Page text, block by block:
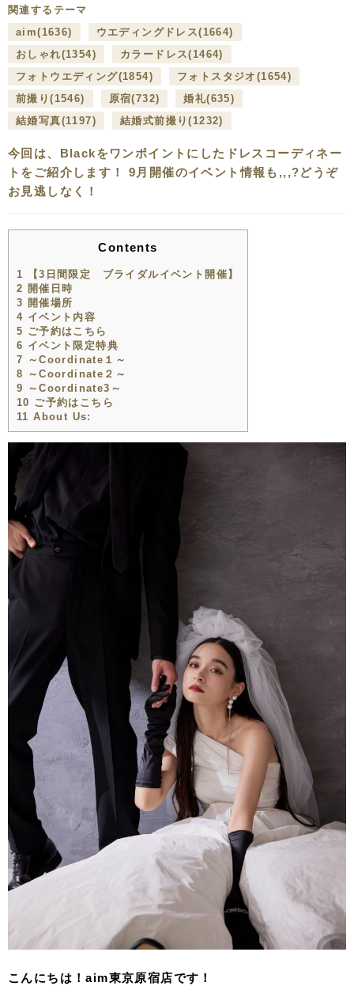
関連するテーマ
aim(1636) ウエディングドレス(1664)
おしゃれ(1354) カラードレス(1464)
フォトウエディング(1854) フォトスタジオ (1654)
前撮り(1546) 原宿(732) 婚礼(635)
結婚写真(1197) 結婚式前撮り(1232)
今回は、Blackをワンポイントにしたドレスコーディネー
トをご紹介します！ 9月開催のイベント情報も,,,?どうぞ
お見逃しなく！
Contents
1 【3日間限定 ブライダルイベント開催】
2 開催日時
3 開催場所
4 イベント内容
5 ご予約はこちら
6 イベント限定特典
7 ～Coordinate１～
8 ～Coordinate２～
9 ～Coordinate3～
10 ご予約はこちら
11 About Us:
こんにちは！aim東京原宿店です！